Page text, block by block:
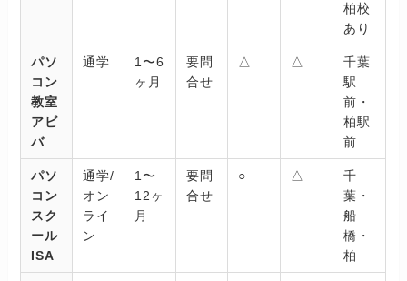
柏校
あり
パソ
コン
教室
アビ
バ
通学
1〜6
ヶ月
要問
合せ
△ △
千葉
駅
前・
柏駅
前
パソ
コン
スク
ール
ISA
通学/
オン
ライ
ン
1〜
12ヶ
月
要問
合せ
○ △
千
葉・
船
橋・
柏